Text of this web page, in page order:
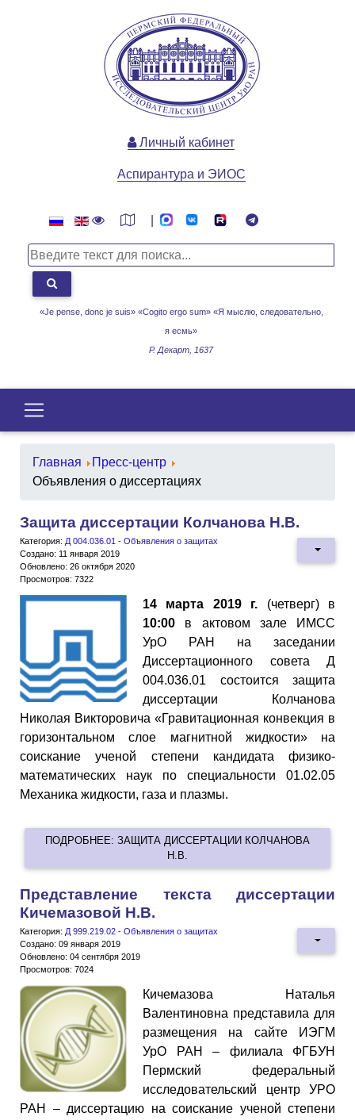
«Je pense, donc je suis» «Cogito ergo sum» «Я мыслю, следовательно,
я есмь»
Р. Декарт, 1637
Личный кабинет
Аспирантура и ЭИОС
Главная
Пресс-центр
Объявления о диссертациях
Защита диссертации Колчанова Н.В.
Категория: Д 004.036.01 - Объявления о защитах
Создано: 11 января 2019
Обновлено: 26 октября 2020
Просмотров: 7322
14 марта 2019 г. (четверг) в
10:00 в актовом зале ИМСС
УрО РАН на заседании
Диссертационного совета Д
004.036.01 состоится защита
диссертации Колчанова
Николая Викторовича «Гравитационная конвекция в
горизонтальном слое магнитной жидкости» на
соискание ученой степени кандидата физико-
математических наук по специальности 01.02.05
Механика жидкости, газа и плазмы.
ПОДРОБНЕЕ: ЗАЩИТА ДИССЕРТАЦИИ КОЛЧАНОВА
Н.В.
Представление текста диссертации
Кичемазовой Н.В.
Категория: Д 999.219.02 - Объявления о защитах
Создано: 09 января 2019
Обновлено: 04 сентября 2019
Просмотров: 7024
Кичемазова Наталья
Валентиновна представила для
размещения на сайте ИЭГМ
УрО РАН – филиала ФГБУН
Пермский федеральный
исследовательский центр УРО
РАН – диссертацию на соискание ученой степени